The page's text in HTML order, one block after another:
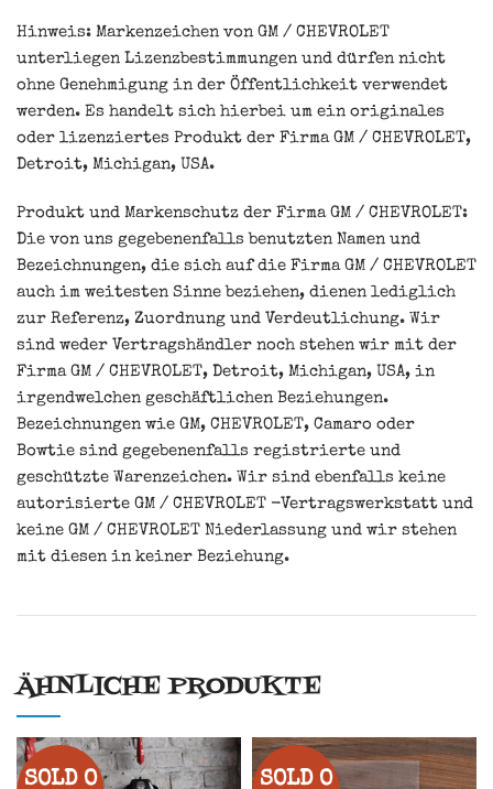
Hinweis: Markenzeichen von GM / CHEVROLET
unterliegen Lizenzbestimmungen und dürfen nicht
ohne Genehmigung in der Öffentlichkeit verwendet
werden. Es handelt sich hierbei um ein originales
oder lizenziertes Produkt der Firma GM / CHEVROLET,
Detroit, Michigan, USA.
Produkt und Markenschutz der Firma GM / CHEVROLET:
Die von uns gegebenenfalls benutzten Namen und
Bezeichnungen, die sich auf die Firma GM / CHEVROLET
auch im weitesten Sinne beziehen, dienen lediglich
zur Referenz, Zuordnung und Verdeutlichung. Wir
sind weder Vertragshändler noch stehen wir mit der
Firma GM / CHEVROLET, Detroit, Michigan, USA, in
irgendwelchen geschäftlichen Beziehungen.
Bezeichnungen wie GM, CHEVROLET, Camaro oder
Bowtie sind gegebenenfalls registrierte und
geschützte Warenzeichen. Wir sind ebenfalls keine
autorisierte GM / CHEVROLET -Vertragswerkstatt und
keine GM / CHEVROLET Niederlassung und wir stehen
mit diesen in keiner Beziehung.
ÄHNLICHE PRODUKTE
SOLD O
SOLD O